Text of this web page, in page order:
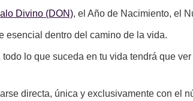
Divino (DON), el Año de Nacimiento, el
esencial dentro del camino de la vida.
lo que suceda en tu vida tendrá que
directa, única y exclusivamente con el